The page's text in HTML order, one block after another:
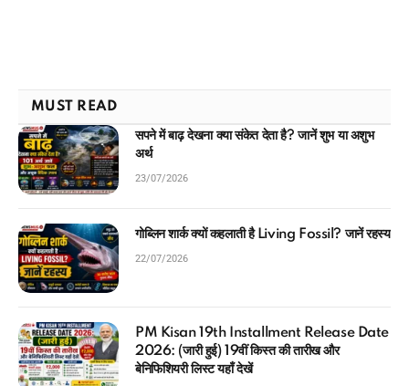
MUST READ
सपने में बाढ़ देखना क्या संकेत देता है? जानें शुभ या अशुभ
अर्थ
23/07/2026
गोब्लिन शार्क क्यों कहलाती है Living Fossil? जानें रहस्य
22/07/2026
PM Kisan 19th Installment Release Date
2026: (जारी हुई) 19वीं किस्त की तारीख और
बेनिफिशियरी लिस्ट यहाँ देखें